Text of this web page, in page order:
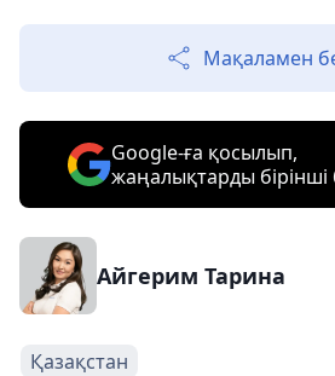
Мақаламен
Google-ға қосылып,
жаңалықтарды
Айгерим Тарина
Қазақстан